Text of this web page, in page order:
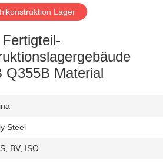
Lager
Fertigteil-
Q355B Material
Steel
BV, ISO